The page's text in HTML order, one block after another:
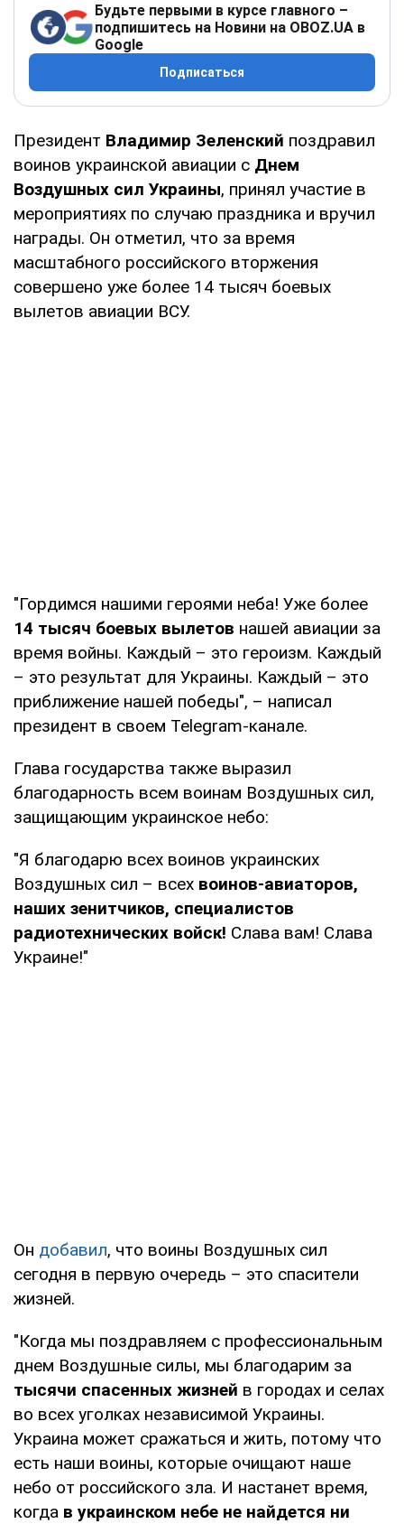
Будьте первыми в курсе главного –
подпишитесь на Новини на OBOZ.UA в
Google
Подписаться
Президент Владимир Зеленский поздравил
воинов украинской авиации с Днем
Воздушных сил Украины, принял участие в
мероприятиях по случаю праздника и вручил
награды. Он отметил, что за время
масштабного российского вторжения
совершено уже более 14 тысяч боевых
вылетов авиации ВСУ.
"Гордимся нашими героями неба! Уже более
14 тысяч боевых вылетов нашей авиации за
время войны. Каждый – это героизм. Каждый
– это результат для Украины. Каждый – это
приближение нашей победы", – написал
президент в своем Telegram-канале.
Глава государства также выразил
благодарность всем воинам Воздушных сил,
защищающим украинское небо:
"Я благодарю всех воинов украинских
Воздушных сил – всех воинов-авиаторов,
наших зенитчиков, специалистов
радиотехнических войск! Слава вам! Слава
Украине!"
Он добавил, что воины Воздушных сил
сегодня в первую очередь – это спасители
жизней.
"Когда мы поздравляем с профессиональным
днем Воздушные силы, мы благодарим за
тысячи спасенных жизней в городах и селах
во всех уголках независимой Украины.
Украина может сражаться и жить, потому что
есть наши воины, которые очищают наше
небо от российского зла. И настанет время,
когда в украинском небе не найдется ни